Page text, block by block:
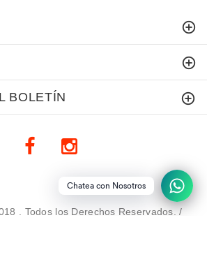
BOLETÍN
. Todos los Derechos Reservados. /
Chatea con Nosotros